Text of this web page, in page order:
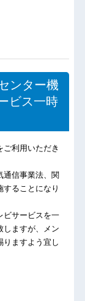
ンター機
ビス一時
利用いただき
通信事業法、関
ることになり
ビサービスを一
しますが、メン
りますよう宜し